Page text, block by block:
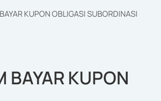
KUPON OBLIGASI SUBORDINASI
BAYAR KUPON